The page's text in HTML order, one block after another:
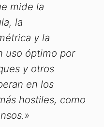
mide la
la
y la
uso óptimo por
y otros
en los
hostiles, como